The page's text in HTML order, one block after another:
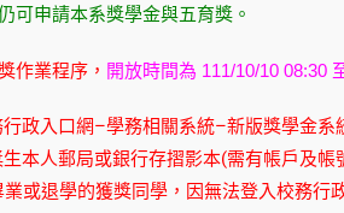
可申請本系獎學金與五育獎。
作業程序， 開放時間為 111/10/10 08:30
政入口網–學務相關系統–新版獎學金
本人郵局或銀行存摺影本(需有帳戶及
業或退學的獲獎同學，因無法登入校務